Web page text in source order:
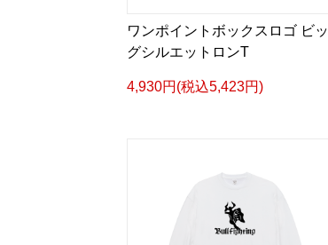
ワンポイントボックスロゴ ビッ
グシルエットロンT
4,930円(税込5,423円)